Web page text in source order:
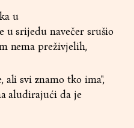
u
u srijedu navečer srušio
nema preživjelih,
ali svi znamo tko ima",
aludirajući da je